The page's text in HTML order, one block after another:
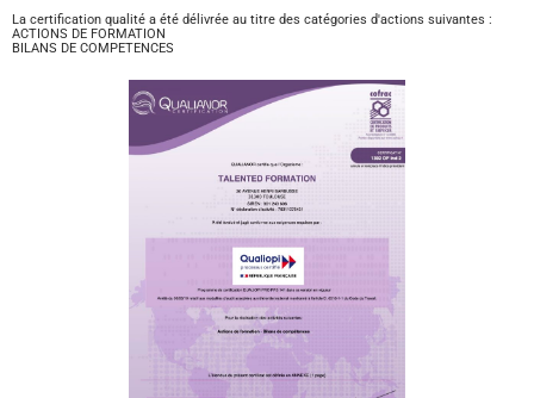
La certification qualité a été délivrée au titre des catégories d'actions suivantes :
ACTIONS DE FORMATION
BILANS DE COMPETENCES